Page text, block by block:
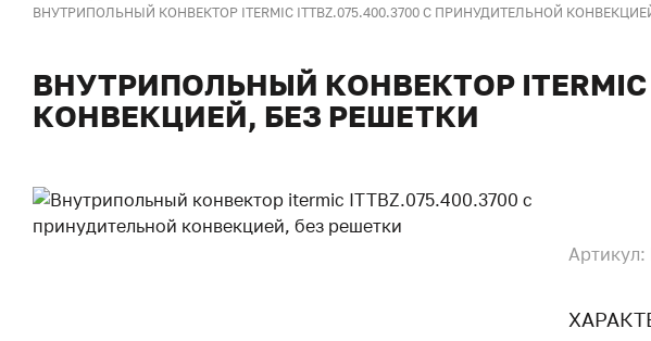
ВНУТРИПОЛЬНЫЙ КОНВЕКТОР ITERMIC ITTBZ.075.400.3700 С ПРИНУДИТЕЛЬНОЙ
ВНУТРИПОЛЬНЫЙ КОНВЕКТОР
КОНВЕКЦИЕЙ, БЕЗ РЕШЕТКИ
Артикул: